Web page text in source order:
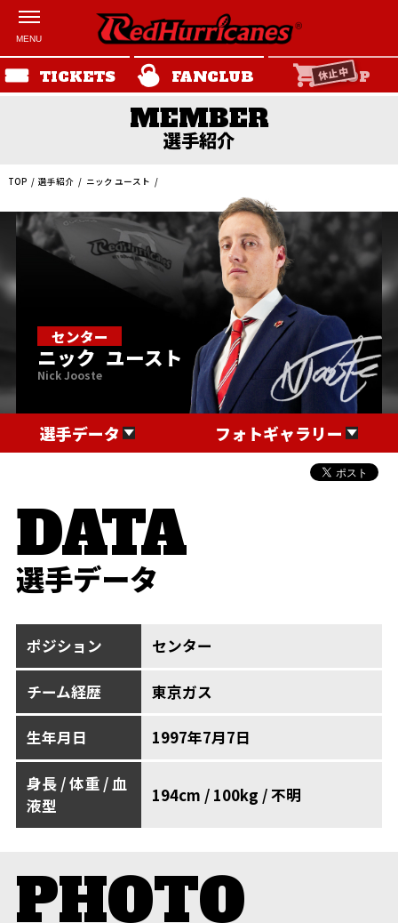
TICKETS FANCLUB SHOP
休止中
選手紹介
TOP 選手紹介 ニック ユースト
センター
ニック ユースト
Nick Jooste
選手データ フォトギャラリー
選手データ
ポジション センター
チーム経歴 東京ガス
生年月日 1997年7月7日
身長 / 体重 / 血
液型
194cm / 100kg / 不明